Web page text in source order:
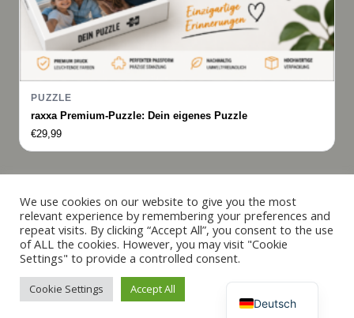
PUZZLE
raxxa Premium-Puzzle: Dein eigenes Puzzle
€29,99
© 2019 - 2026 raxxa
We use cookies on our website to give you the most
relevant experience by remembering your preferences and
repeat visits. By clicking “Accept All”, you consent to the use
of ALL the cookies. However, you may visit "Cookie
Settings" to provide a controlled consent.
Cookie Settings Accept All
Vertrag widerrufen Deutsch
Español
Français
Italiano